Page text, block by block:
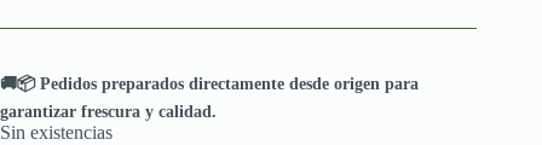
🚚📦 Pedidos preparados directamente desde origen para
garantizar frescura y calidad.
Sin existencias